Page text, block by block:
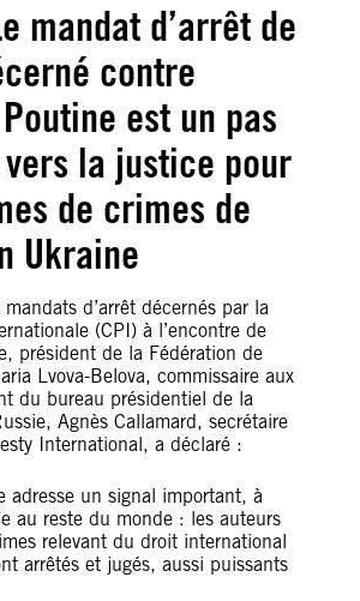
mandat d’arrêt de
contre
est un pas
la justice pour
de crimes de
Ukraine
d’arrêt décernés par la
(CPI) à l’encontre de
président de la Fédération de
Lvova-Belova, commissaire aux
du bureau présidentiel de la
Agnès Callamard, secrétaire
International, a déclaré :
adresse un signal important, à
au reste du monde : les auteurs
relevant du droit international
arrêtés et jugés, aussi puissants